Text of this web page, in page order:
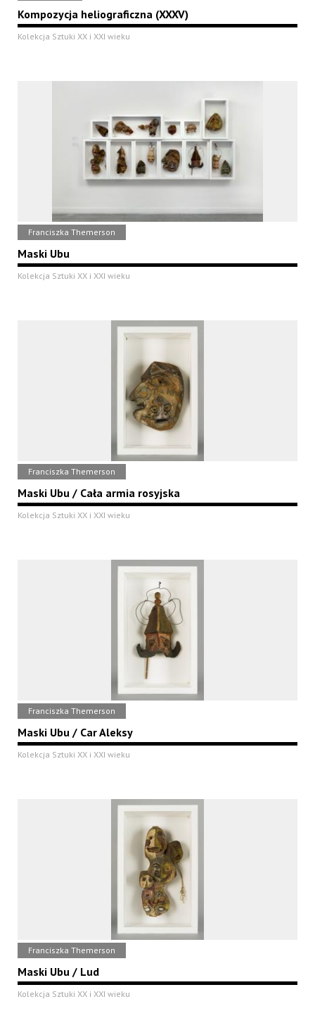
Kompozycja heliograficzna (XXXV)
Kolekcja Sztuki XX i XXI wieku
Franciszka Themerson
Maski Ubu
Kolekcja Sztuki XX i XXI wieku
Franciszka Themerson
Maski Ubu / Cała armia rosyjska
Kolekcja Sztuki XX i XXI wieku
Franciszka Themerson
Maski Ubu / Car Aleksy
Kolekcja Sztuki XX i XXI wieku
Franciszka Themerson
Maski Ubu / Lud
Kolekcja Sztuki XX i XXI wieku